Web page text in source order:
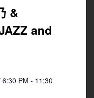
&
and
PM - 11:30